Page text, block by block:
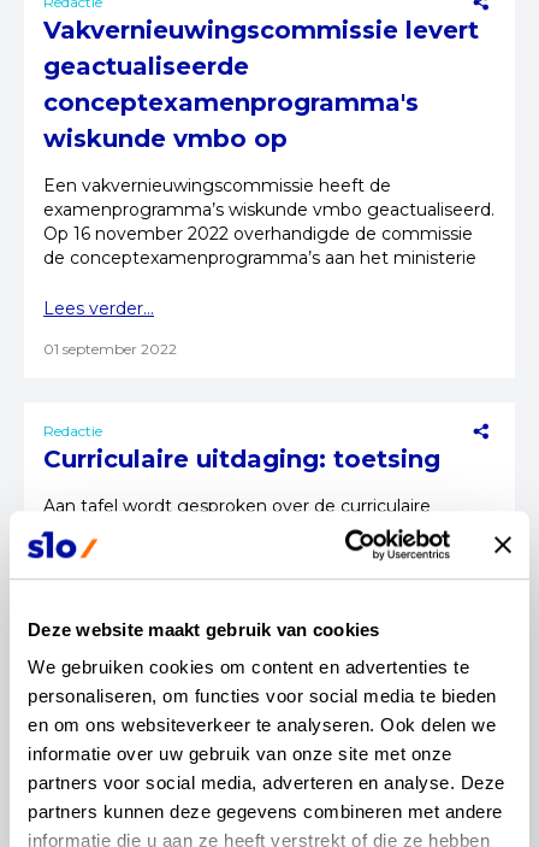
Deze website maakt gebruik van cookies
We gebruiken cookies om content en advertenties te
personaliseren, om functies voor social media te bieden
en om ons websiteverkeer te analyseren. Ook delen we
informatie over uw gebruik van onze site met onze
partners voor social media, adverteren en analyse. Deze
partners kunnen deze gegevens combineren met andere
informatie die u aan ze heeft verstrekt of die ze hebben
Vakvernieuwingscommissie levert
geactualiseerde
conceptexamenprogramma's
wiskunde vmbo op
Een vakvernieuwingscommissie heeft de
examenprogramma’s wiskunde vmbo geactualiseerd.
Op 16 november 2022 overhandigde de commissie
de conceptexamenprogramma’s aan het ministerie
Lees verder...
01 september 2022
Redactie
Curriculaire uitdaging: toetsing
Aan tafel wordt gesproken over de curriculaire
uitdaging toetsing. Johan Brons (curriculumexpert
SLO) en Izaak Havelaar (docent wiskunde Revius
Lyceum) vertellen hoe de commissie hiermee
Lees verder...
21 juli 2022
Redactie
Curriculaire uitdaging:
basisvaardigheden wiskunde